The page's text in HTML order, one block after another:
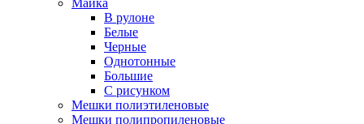
В рулоне
Белые
Черные
Однотонные
Большие
С рисунком
Мешки полиэтиленовые
Мешки полипропиленовые